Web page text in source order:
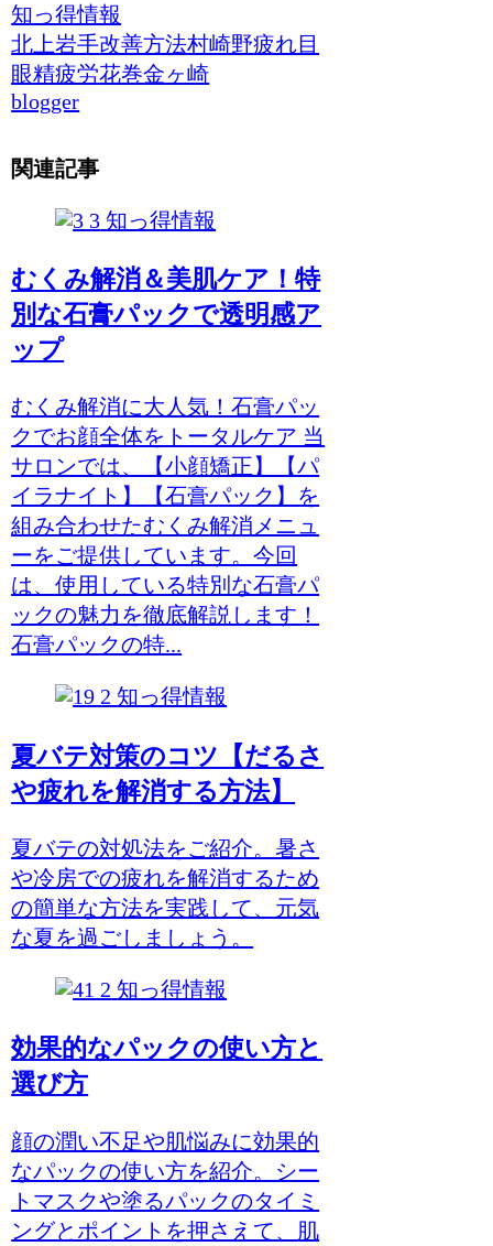
知っ得情報
北上岩手改善方法村崎野疲れ目
眼精疲労花巻金ヶ崎
blogger
関連記事
知っ得情報
むくみ解消＆美肌ケア！特
別な石膏パックで透明感ア
ップ
むくみ解消に大人気！石膏パッ
クでお顔全体をトータルケア 当
サロンでは、【小顔矯正】【パ
イラナイト】【石膏パック】を
組み合わせたむくみ解消メニュ
ーをご提供しています。今回
は、使用している特別な石膏パ
ックの魅力を徹底解説します！
石膏パックの特...
知っ得情報
夏バテ対策のコツ【だるさ
や疲れを解消する方法】
夏バテの対処法をご紹介。暑さ
や冷房での疲れを解消するため
の簡単な方法を実践して、元気
な夏を過ごしましょう。
知っ得情報
効果的なパックの使い方と
選び方
顔の潤い不足や肌悩みに効果的
なパックの使い方を紹介。シー
トマスクや塗るパックのタイミ
ングとポイントを押さえて、肌